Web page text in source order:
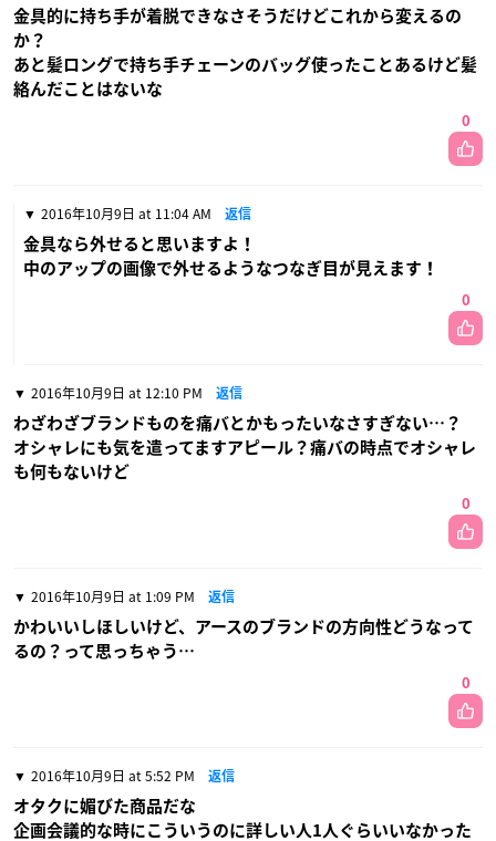
金具的に持ち手が着脱できなさそうだけどこれから変えるの
か？
あと髪ロングで持ち手チェーンのバッグ使ったことあるけど髪
絡んだことはないな
0
2016年10月9日 at 11:04 AM 返信
金具なら外せると思いますよ！
中のアップの画像で外せるようなつなぎ目が見えます！
0
2016年10月9日 at 12:10 PM 返信
わざわざブランドものを痛バとかもったいなさすぎない…？
オシャレにも気を遣ってますアピール？痛バの時点でオシャレ
も何もないけど
0
2016年10月9日 at 1:09 PM 返信
かわいいしほしいけど、アースのブランドの方向性どうなって
るの？って思っちゃう…
0
2016年10月9日 at 5:52 PM 返信
オタクに媚びた商品だな
企画会議的な時にこういうのに詳しい人1人ぐらいいなかった